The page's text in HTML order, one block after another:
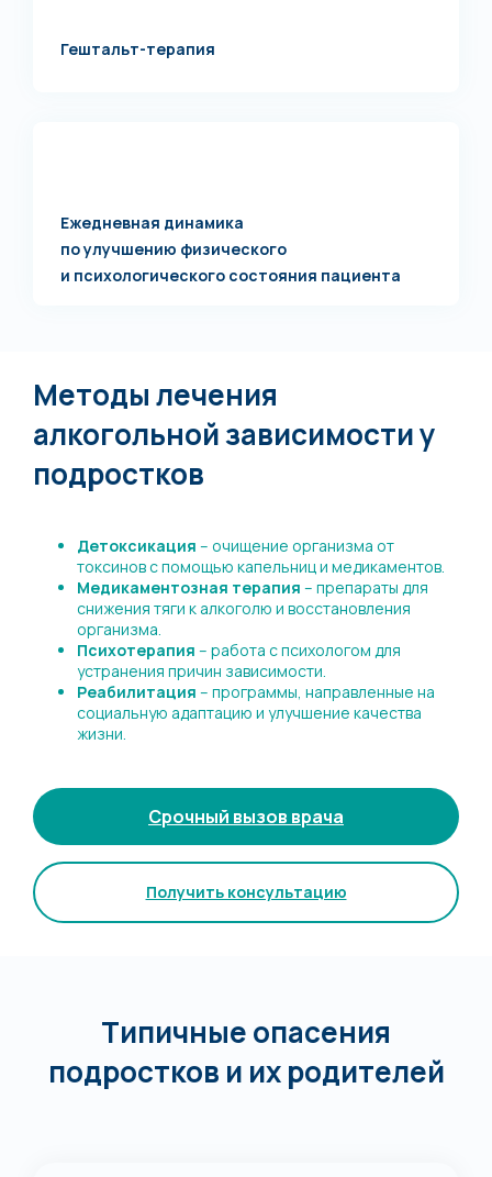
Гештальт-терапия
Ежедневная динамика
по улучшению физического
и психологического состояния пациента
Методы лечения
алкогольной зависимости у
подростков
Детоксикация – очищение организма от
токсинов с помощью капельниц и медикаментов.
Медикаментозная терапия – препараты для
снижения тяги к алкоголю и восстановления
организма.
Психотерапия – работа с психологом для
устранения причин зависимости.
Реабилитация – программы, направленные на
социальную адаптацию и улучшение качества
жизни.
Срочный вызов врача
Получить консультацию
Типичные опасения
подростков и их родителей